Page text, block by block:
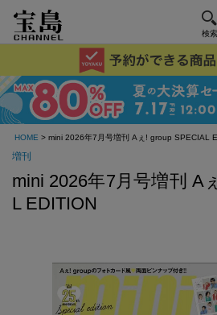
検索
HOME > mini 2026年7月号増刊 Aぇ! group SPECIAL
増刊
mini 2026年7月号増刊 A
L EDITION